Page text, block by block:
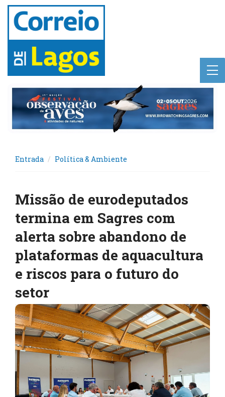
Entrada Política & Ambiente
Missão de eurodeputados
termina em Sagres com
alerta sobre abandono de
plataformas de aquacultura
e riscos para o futuro do
setor